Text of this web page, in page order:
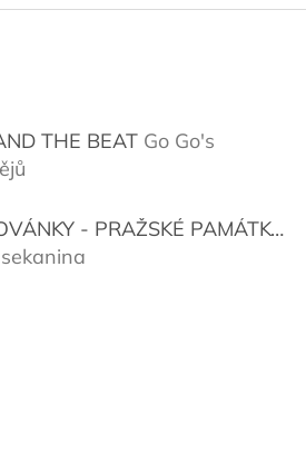
THE BEAT Go Go's
je 5 z 5 hvězdiček.
VYSTŘIHOVÁNKY - PRAŽSKÉ PAMÁTKY
je 5 z 5 hvězdiček.